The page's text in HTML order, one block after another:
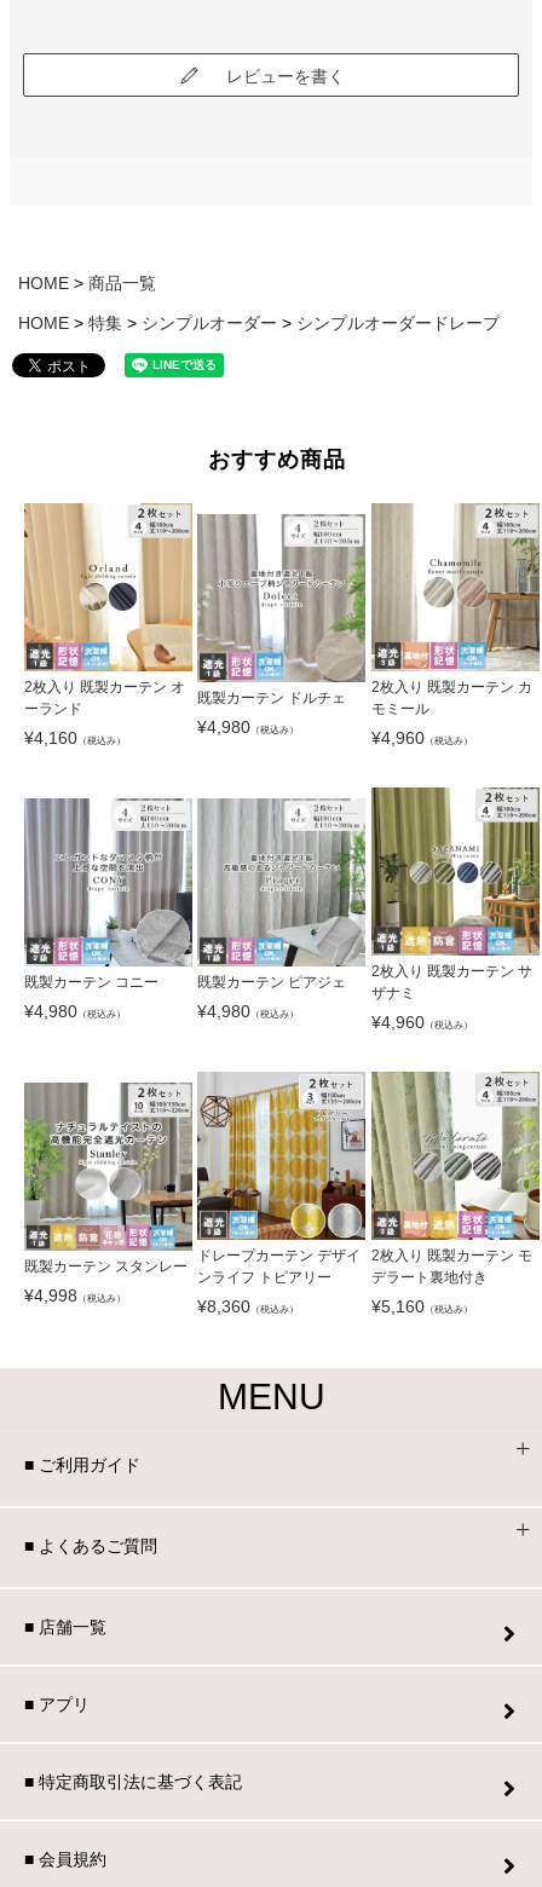
レビューを書く
HOME 商品一覧
HOME 特集 シンプルオーダー シンプルオーダードレープ
おすすめ商品
2枚入り 既製カーテン オ
ーランド
¥4,160 （税込み）
既製カーテン ドルチェ
¥4,980 （税込み）
2枚入り 既製カーテン カ
モミール
¥4,960（税込み）
既製カーテン コニー
¥4,980 （税込み）
既製カーテン ピアジェ
¥4,980 （税込み）
2枚入り 既製カーテン サ
ザナミ
¥4,960（税込み）
既製カーテン スタンレー
¥4,998 （税込み）
ドレープカーテン デザイ
ンライフ トピアリー
¥8,360 （税込み）
2枚入り 既製カーテン モ
デラート裏地付き
¥5,160（税込み）
MENU
■ ご利用ガイド
■ よくあるご質問
■ 店舗一覧
■ アプリ
■ 特定商取引法に基づく表記
■ 会員規約